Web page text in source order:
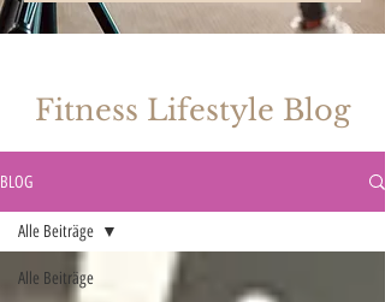
Fitness Lifestyle Blog
BLOG
Alle Beiträge
Alle Beiträge